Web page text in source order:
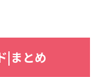
|まとめ